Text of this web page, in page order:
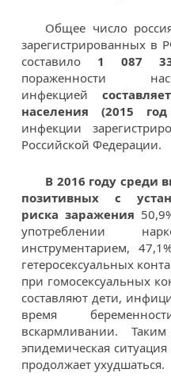
Общее число
зарегистрированных в
составило 1 087
пораженности
инфекцией
населения (2015
инфекции
Российской Федерации.
В 2016 году среди
позитивных
с
риска заражения
употреблении
инструментарием,
гетеросексуальных
при гомосексуальных
составляют дети,
время
вскармливании.
эпидемическая
продолжает ухудшаться.